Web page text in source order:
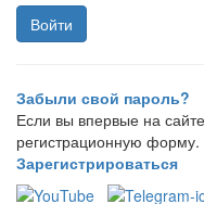
Забыли свой пароль?
Если вы впервые на
регистрационную форму.
Зарегистрироваться